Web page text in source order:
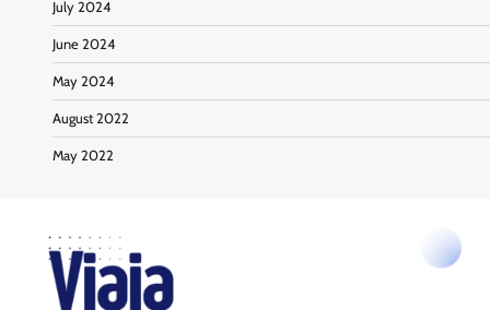
July 2024
June 2024
May 2024
August 2022
May 2022